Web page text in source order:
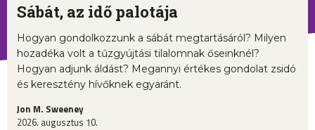
Sábát, az idő palotája
Hogyan gondolkozzunk a sábát megtartásáról? Milyen
hozadéka volt a tűzgyújtási tilalomnak őseinknél?
Hogyan adjunk áldást? Megannyi értékes gondolat zsidó
és keresztény hívőknek egyaránt.
Jon M. Sweeney
2026. augusztus 10.